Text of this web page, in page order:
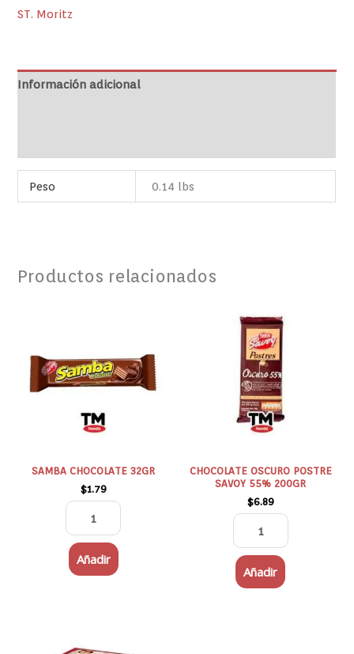
ST. Moritz
Información adicional
Peso 0.14 lbs
Productos relacionados
SAMBA CHOCOLATE 32GR
$1.79
cantidad
Añadir
CHOCOLATE OSCURO POSTRE
SAVOY 55% 200GR
$6.89
OSCURO
POSTRE
SAVOY
55%
200GR
cantidad
Añadir